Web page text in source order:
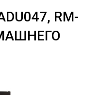
RM-